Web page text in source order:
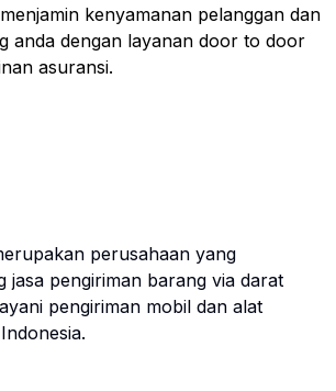
kenyamanan pelanggan dan
anda dengan layanan door to door
asuransi.
perusahaan yang
jasa pengiriman barang via darat
pengiriman mobil dan alat